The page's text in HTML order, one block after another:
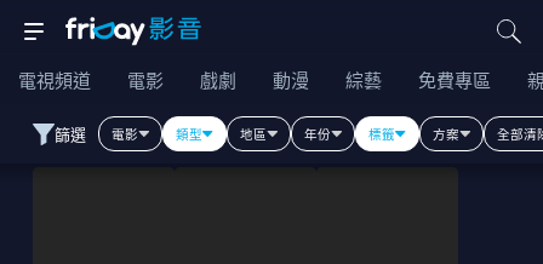
電視頻道 電影 戲劇 動漫 綜藝 免費專區
篩選 電影 類型 地區 年份 標籤 方案 全部清